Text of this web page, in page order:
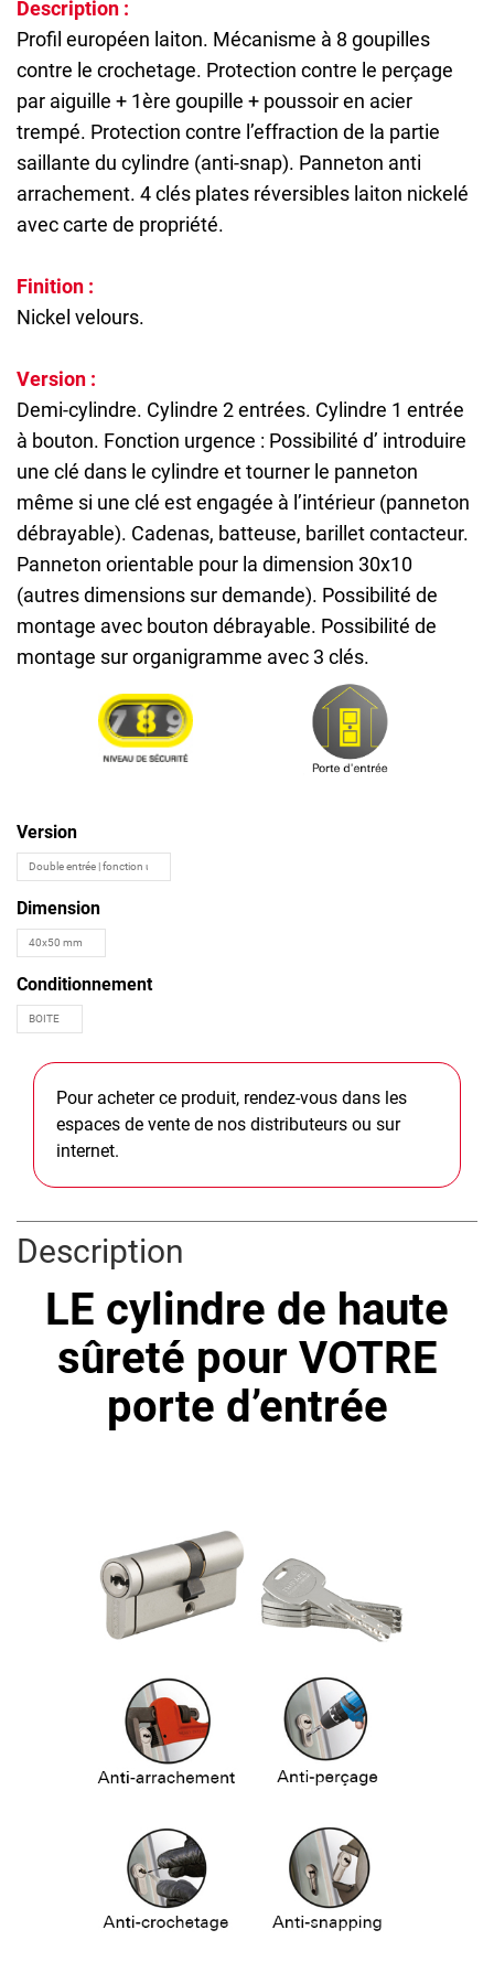
Description :
Profil européen laiton. Mécanisme à 8 goupilles
contre le crochetage. Protection contre le perçage
par aiguille + 1ère goupille + poussoir en acier
trempé. Protection contre l’effraction de la partie
saillante du cylindre (anti-snap). Panneton anti
arrachement. 4 clés plates réversibles laiton nickelé
avec carte de propriété.
Finition :
Nickel velours.
Version :
Demi-cylindre. Cylindre 2 entrées. Cylindre 1 entrée
à bouton. Fonction urgence : Possibilité d’ introduire
une clé dans le cylindre et tourner le panneton
même si une clé est engagée à l’intérieur (panneton
débrayable). Cadenas, batteuse, barillet contacteur.
Panneton orientable pour la dimension 30x10
(autres dimensions sur demande). Possibilité de
montage avec bouton débrayable. Possibilité de
montage sur organigramme avec 3 clés.
Version
Dimension
Conditionnement
Pour acheter ce produit, rendez-vous dans les
espaces de vente de nos distributeurs ou sur
internet.
Description
LE cylindre de haute
sûreté pour VOTRE
porte d’entrée